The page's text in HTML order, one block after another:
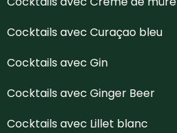
Cocktails avec Curaçao bleu
Cocktails avec Gin
Cocktails avec Ginger Beer
Cocktails avec Lillet blanc